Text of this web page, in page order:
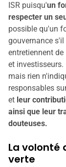
ISR puisqu'un
respecter un
possible qu'un
gouvernance
entretiennent
et investisseurs.
mais rien
responsables
et leur
ainsi que leur
douteuses.
La volonté
verte